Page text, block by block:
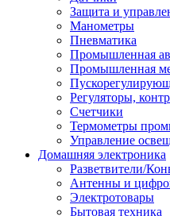
Защита и
Манометры
Пневматика
Промышленная
Промышленная
Регуляторы,
Счетчики
Термометры
Управление
Домашняя электроника
Разветвители/
Антенны и
Электротовары
Бытовая техника